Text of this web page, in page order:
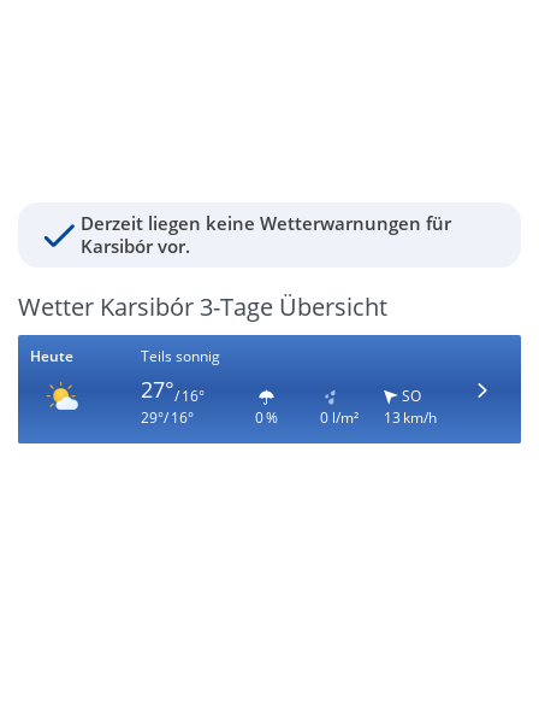
Derzeit liegen keine Wetterwarnungen für
Karsibór vor.
Wetter Karsibór 3-Tage Übersicht
Heute Teils sonnig
27°/ 16°
29°/ 16°
0 % 0 l/m²
SO
13 km/h